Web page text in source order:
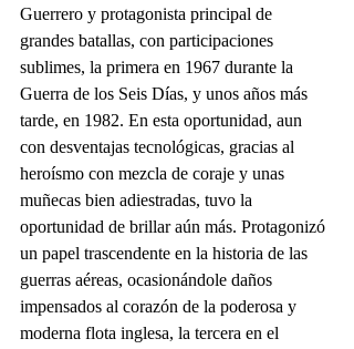
Guerrero y protagonista principal de
grandes batallas, con participaciones
sublimes, la primera en 1967 durante la
Guerra de los Seis Días, y unos años más
tarde, en 1982. En esta oportunidad, aun
con desventajas tecnológicas, gracias al
heroísmo con mezcla de coraje y unas
muñecas bien adiestradas, tuvo la
oportunidad de brillar aún más. Protagonizó
un papel trascendente en la historia de las
guerras aéreas, ocasionándole daños
impensados al corazón de la poderosa y
moderna flota inglesa, la tercera en el